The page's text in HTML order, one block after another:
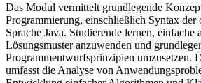
Das Modul vermittelt grundlegende
Programmierung, einschließlich Syntax der
Sprache Java. Studierende lernen, einfache
Lösungsmuster anzuwenden und
Programmentwurfsprinzipien umzusetzen.
umfasst die Analyse von